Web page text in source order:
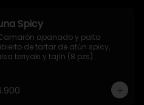
Spicy
apanado y palta
de tartar de atún spicy,
teriyaki y tajín (8 pzs).